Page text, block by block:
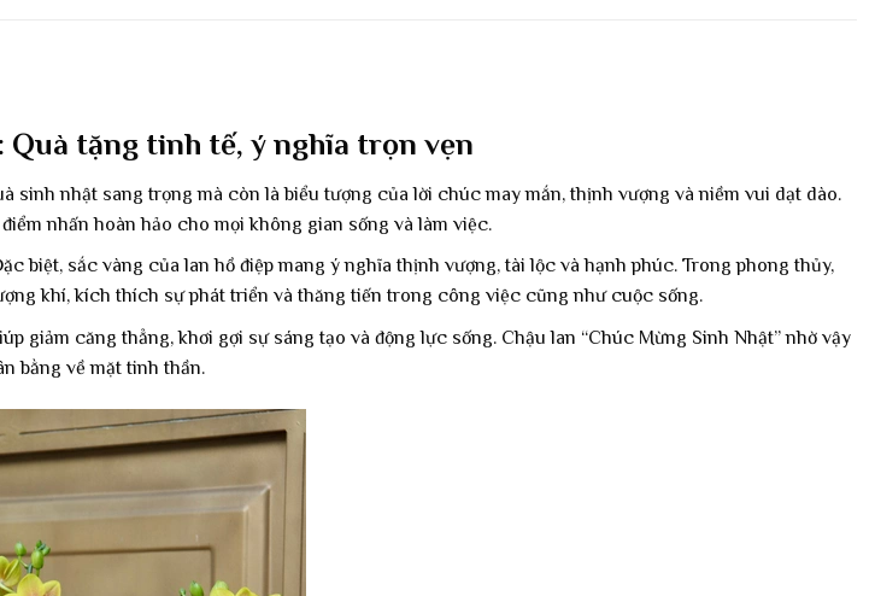
Quà tặng tinh tế, ý nghĩa trọn vẹn
sinh nhật sang trọng mà còn là biểu tượng của lời chúc may mắn, thịnh vượng và niềm vui dạt dào.
nhấn hoàn hảo cho mọi không gian sống và làm việc.
biệt, sắc vàng của lan hồ điệp mang ý nghĩa thịnh vượng, tài lộc và hạnh phúc. Trong phong thủy,
khí, kích thích sự phát triển và thăng tiến trong công việc cũng như cuộc sống.
giảm căng thẳng, khơi gợi sự sáng tạo và động lực sống. Chậu lan “Chúc Mừng Sinh Nhật” nhờ vậy
bằng về mặt tinh thần.